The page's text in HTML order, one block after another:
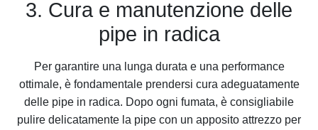
3. Cura e manutenzione delle
pipe in radica
Per garantire una lunga durata e una performance
ottimale, è fondamentale prendersi cura adeguatamente
delle pipe in radica. Dopo ogni fumata, è consigliabile
pulire delicatamente la pipe con un apposito attrezzo per